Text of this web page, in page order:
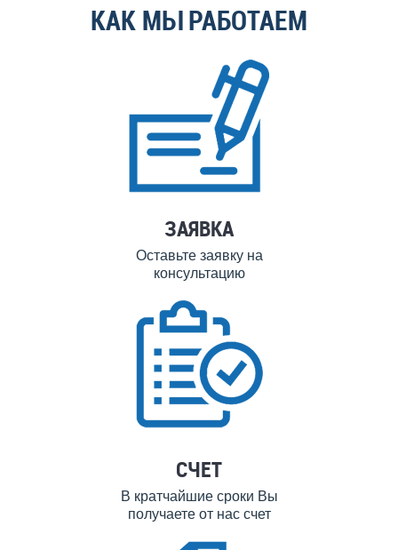
КАК МЫ РАБОТАЕМ
ЗАЯВКА
Оставьте заявку на
консультацию
СЧЕТ
В кратчайшие сроки Вы
получаете от нас счет